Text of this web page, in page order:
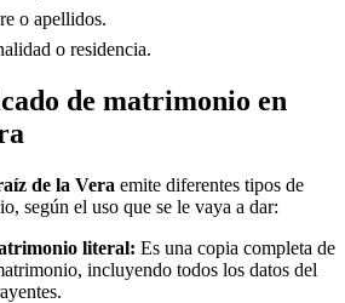
o apellidos.
o residencia.
de matrimonio en
de la Vera emite diferentes tipos de
según el uso que se le vaya a dar:
literal: Es una copia completa de
incluyendo todos los datos del